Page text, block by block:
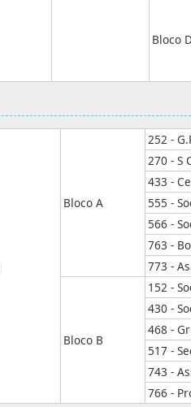
Bloco
Bloco A
252 -
270 - S
433 -
555 -
566 -
763 -
773 -
Bloco B
152 -
430 -
468 -
517 -
743 -
766 -